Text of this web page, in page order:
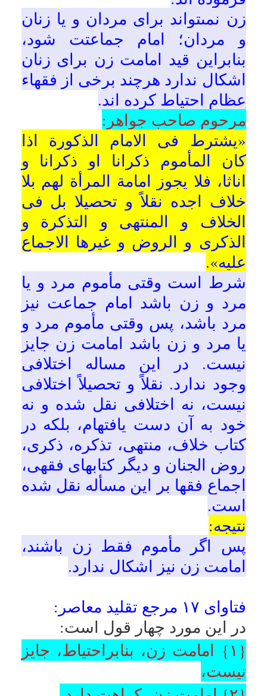
خلاف اجده نقلاً و تحصیلا بل فى
الخلاف و المنتهى و التذکرة و
الذکرى و الروض و غیرها الاجماع
علیه».
شرط است وقتی مأموم مرد و یا
مرد و زن باشد امام جماعت نیز
مرد باشد، پس وقتی مأموم مرد و
یا مرد و زن باشد امامت زن جایز
نیست. در این مساله اختلافى
وجود ندارد. نقلاً و تحصیلاً اختلافى
نیست، نه اختلافى نقل شده و نه
خود به آن دست یافته‏ام، بلکه در
کتاب خلاف، منتهى، تذکره، ذکرى،
روض الجنان و دیگر کتابهاى فقهى،
اجماع فقها بر این مسأله نقل شده
است.
نتیجه:
پس اگر مأموم فقط زن باشند،
امامت زن نیز اشکال ندارد.
فتاوای ۱۷ مرجع تقلید معاصر:
در این مورد چهار قول است:
{۱}
امامت زن، بنابراحتیاط، جایز
نیست،
امامت زن، کراهت دارد،
{۳}
مستحبّ است امام جماعت
زنان نیز مرد باشد،
{۴}
امامت زن،جایز و صحیح
است.
اقوال مراجع عظام:
{ قول اول:} که بنابراحتیاط، جایز
نمیدانند؛ ۳ قول:
(۱) آیةالله العظمی امام خمینی:
احتياط واجب
آن است كه امام
زن، مرد باشد .
(۲) آیةالله العظمی گلپايگاني:
در
غيرنماز ميّت احتياط لازم آن است
كه زن امامت نكند هرچند مأموم
امام جماعت بايد مرد باشد حتي
براي زنان، بنابراحتياط واجب.
{ قول دوم:} که امامت زن را
(۱) آیةالله العظمی صافی
بنابر احتياط مستحبّ،
زن، متصدّی امامت جماعت
زنان نشود
احتياط مستحب
آن است كه
امام زن مرد باشد.